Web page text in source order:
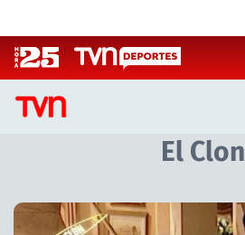
CASTING MASTERCHEF CHILE
CASTING TVN VERTICAL
El Clon
Artículos relacionados con El Clon